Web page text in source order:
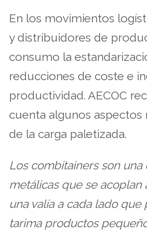
En los movimientos
y distribuidores de
consumo la
reducciones de coste e
productividad. AECOC
cuenta algunos aspectos
de la carga paletizada.
Los combitainers son una
metálicas que se
una valía a cada lado
tarima productos